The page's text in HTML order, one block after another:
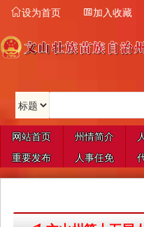
设为首页 加入收藏
网站首页 州情简介
重要发布
人事任免